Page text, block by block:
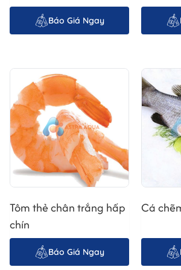
Kiểm Soát Chất Lượng
Astra Aqua Int'l Co., Ltd đặc biệt
trình sản xuất. Từ khâu chọn
đóng gói, mỗi lô sản phẩm đều
lưỡng để đảm bảo đáp ứng các
lượng khắt khe. Chúng tôi sử dụng
pháp kiểm nghiệm hiện đại để
bỏ các nguy cơ tiềm ẩn, mang
hàng những sản phẩmCá ngừ
và chất lượng nhất.
Báo Giá Ngay
Tôm thẻ chân trắng hấp
chín
Báo Giá Ngay
Cá